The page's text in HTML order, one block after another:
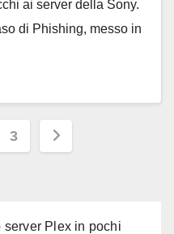
ai server della Sony.
di Phishing, messo in
3
server Plex in pochi